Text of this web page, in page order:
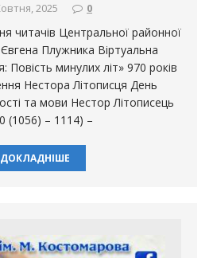
2025 0
читачів Центральної районної
Євгена Плужника Віртуальна
Повість минулих літ» 970 років
Нестора Літописця День
та мови Нестор Літописець
(1056) – 1114) –
ДОКЛАДНІШЕ